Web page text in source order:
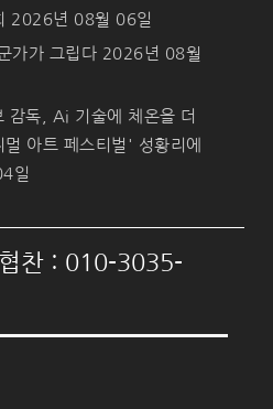
2026년 08월 06일
가가 그립다 2026년 08월
독, Ai 기술에 체온을 더
아트 페스티벌' 성황리에
일
찬 : 010-3035-